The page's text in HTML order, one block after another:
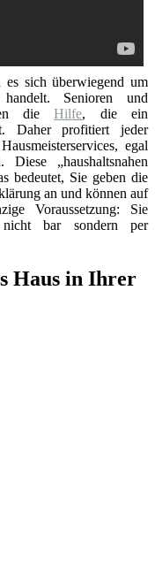
es sich überwiegend um
Senioren und
dieHilfe, die ein
Daher profitiert jeder
egal
„haushaltsnahen
bedeutet, Sie geben die
an und können auf
Voraussetzung: Sie
bar sondern per
Haus in Ihrer